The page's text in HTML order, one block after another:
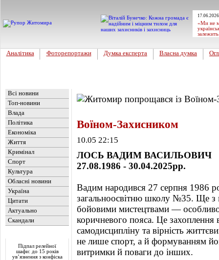
«Ми не
Аналітика Фоторепортажи Думка експерта Власна думка
Всі новини
Топ-новини
Влада
Політика
Економіка
Життя
Кримінал
Спорт
Культура
Обласні новини
Україна
Цитати
Актуально
Скандали
Підпал релейної
шафи: до 15 років
ув’язнення з конфіска
Воїном-Захисником
10.05 22:15
ЛОСЬ ВАДИМ ВАСИЛЬОВИЧ
27.08.1986 - 30.04.2025рр.
Вадим народився 27 серпня 1986
загальноосвітню школу №35. Ще з
бойовими мистецтвами —
коричневого пояса. Це захоплення
самодисципліну та вірність
не лише спорт, а й формуванням
витримки й поваги до інших.